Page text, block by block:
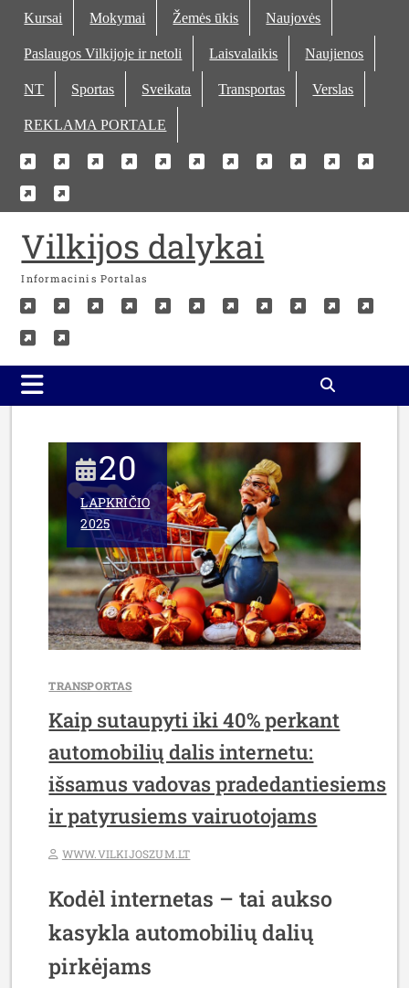
Skip
content
Kursai Mokymai Žemės ūkis Naujovės
Paslaugos Vilkijoje ir netoli Laisvalaikis Naujienos
NT Sportas Sveikata Transportas Verslas
REKLAMA PORTALE
Kursai
Mokymai
ŽemėsNaujovės
Paslaugos
netoli
Laisvalaikis
Naujienos
NT Sportas
Verslas
REKLAMA
Vilkijos dalykai
Informacinis Portalas
Kursai
Mokymai
ŽemėsNaujovės
Paslaugos
ir
Laisvalaikis
Naujienos
NT Sportas
Verslas
REKLAMA
PORTALE
20
LAPKRIČIO
2025
TRANSPORTAS
Kaip sutaupyti iki 40% perkant
automobilių dalis internetu:
išsamus vadovas pradedantiesiems
ir patyrusiems vairuotojams
WWW.VILKIJOSZUM.LT
Kodėl internetas – tai aukso
kasykla automobilių dalių
pirkėjams